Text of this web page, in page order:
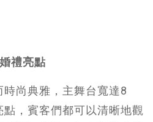
禮亮點
尚典雅，主舞台寬達8
，賓客們都可以清晰地觀